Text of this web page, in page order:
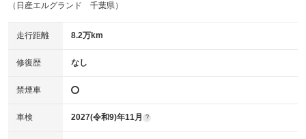
（日産エルグランド 千葉県）
走行距離 8.2万km
修復歴 なし
禁煙車
車検 2027(令和9)年11月 ?